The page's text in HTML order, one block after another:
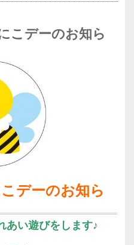
こデーのお知ら
デーのお知ら
あい遊びをします♪